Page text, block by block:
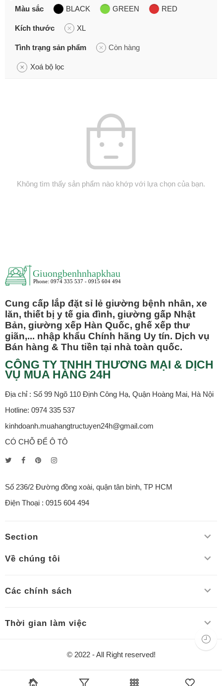
Màu sắc BLACK GREEN RED
Kích thước XL
Tình trạng sản phẩm Còn hàng
Xoá bộ lọc
Không tìm thấy sản phẩm nào khớp với lựa chọn của bạn.
Cung cấp lắp đặt sỉ lẻ giường bệnh nhân, xe
lăn, thiết bị y tế gia đình, giường gấp Nhật
Bản, giường xếp Hàn Quốc, ghế xếp thư
giãn,... nhập khẩu Chính hãng Uy tín. Dịch vụ
Bán hàng & Thu tiền tại nhà toàn quốc.
CÔNG TY TNHH THƯƠNG MẠI & DỊCH
VỤ MUA HÀNG 24H
Địa chỉ : Số 99 Ngõ 110 Định Công Hạ, Quận Hoàng Mai, Hà Nội
Hotline: 0974 335 537
kinhdoanh.muahangtructuyen24h@gmail.com
CÓ CHỖ ĐỂ Ô TÔ
Số 236/2 Đường đồng xoài, quận tân bình, TP HCM
Điện Thoại : 0915 604 494
Section
Về chúng tôi
Các chính sách
Thời gian làm việc
© 2022 - All Right reserved!